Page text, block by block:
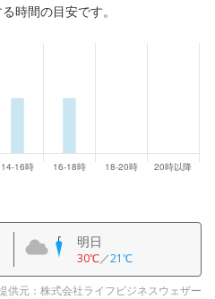
時間の目安です。
明日
30℃／21℃
供元：株式会社ライフビジネスウェザー